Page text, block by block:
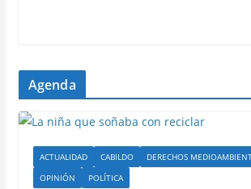
Agenda
ACTUALIDAD CABILDO DERECHOS
OPINIÓN
POLÍTICA